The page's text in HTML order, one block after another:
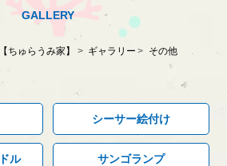
GALLERY
ちゅらうみ家】 ギャラリー その他
シーサー絵付け
ル サンゴランプ